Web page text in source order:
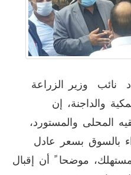
نائب وزير الزراعة
والداجنة، إن
المحلى والمستورد،
بالسوق بسعر عادل
موضحا ً أن إقبال